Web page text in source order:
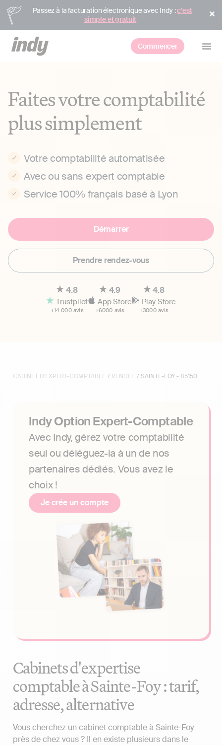
Passez à la facturation électronique avec Indy :c’est
simple et gratuit
Commencer
Faites votre comptabilité
plus simplement
Votre comptabilité automatisée
Avec ou sans expert comptable
Service 100% français basé à Lyon
Démarrer
Prendre rendez-vous
4.8
Trustpilot
+14 000 avis
4.9
App Store
+6000 avis
4.8
Play Store
+3000 avis
CABINET D'EXPERT-COMPTABLE / VENDEE / SAINTE-FOY - 85150
Indy Option Expert-Comptable
Avec Indy, gérez votre comptabilité
seul ou déléguez-la à un de nos
partenaires dédiés. Vous avez le
choix !
Je crée un compte
Cabinets d'expertise
comptable à Sainte-Foy : tarif,
adresse, alternative
Vous cherchez un cabinet comptable à Sainte-Foy
près de chez vous ? Il en existe plusieurs dans le